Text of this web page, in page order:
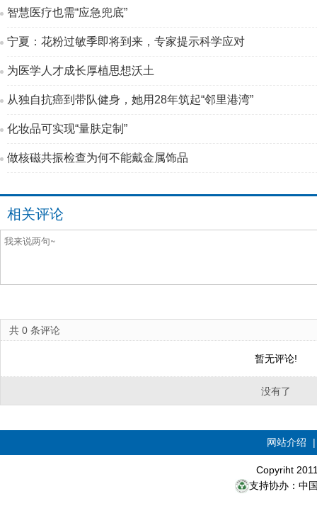
智慧医疗也需“应急兜底”
宁夏：花粉过敏季即将到来，专家提示科学应对
为医学人才成长厚植思想沃土
从独自抗癌到带队健身，她用28年筑起“邻里港湾”
化妆品可实现“量肤定制”
做核磁共振检查为何不能戴金属饰品
相关评论
共 0 条评论
暂无评论!
没有了
网站介绍
Copyriht
支持协办：中